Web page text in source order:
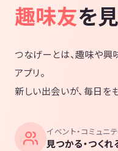
趣味友を
つなげーとは、趣味や興
アプリ。
新しい出会いが、毎日を
イベント・コミュニ
見つかる・つくれ